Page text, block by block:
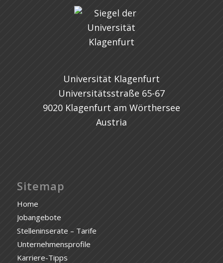
Universität Klagenfurt
Universitätsstraße 65-67
9020 Klagenfurt am Wörthersee
Austria
Sitemap
Home
Jobangebote
Stelleninserate – Tarife
Unternehmensprofile
Karriere-Tipps